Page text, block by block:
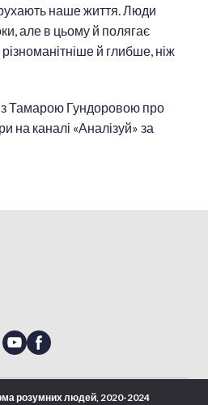
наше життя. Люди
але в цьому й полягає
й глибше, ніж
Тамарою Гундоровою про
на каналі «Аналізуй» за
розумних людей, 2020-2024